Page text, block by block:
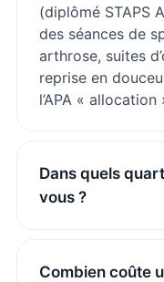
(diplômé STAPS
des séances de
arthrose, suites
reprise en
l’APA « allocation
Dans quels
vous ?
Combien coûte